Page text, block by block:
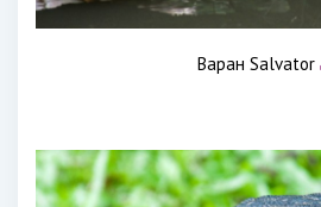
Варан Salvator